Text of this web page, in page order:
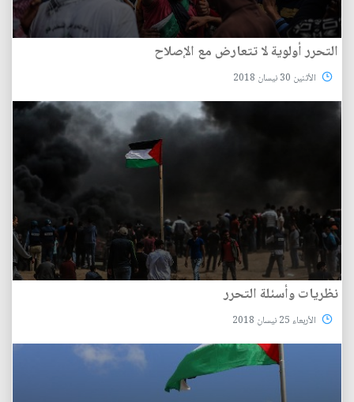
التحرر أولوية لا تتعارض مع الإصلاح
الأثنين 30 نيسان 2018
نظريات وأسئلة التحرر
الأربعاء 25 نيسان 2018